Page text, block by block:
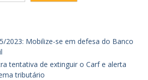
2023: Mobilize-se em defesa do Banco
tentativa de extinguir o Carf e alerta
tributário